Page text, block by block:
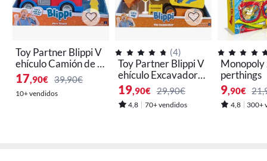
Toy Partner Blippi V
ehículo Camión de B
ombero
17,90€ 39,90€
10+ vendidos
(4)
Toy Partner Blippi V
ehículo Excavadora
con Sonidos
19,90€ 29,90€
4,8 70+ vendidos
Monopoly
perthings
9,90€
4,8 300+